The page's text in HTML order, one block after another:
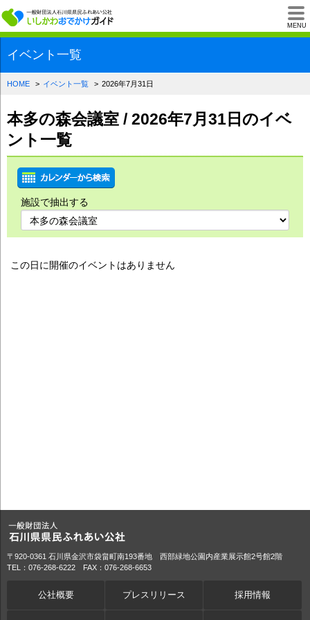
MENU
一般財団法人石川
イベント一覧
HOME イベント一覧 2026年7月31日
本多の森会議室 / 2026年7月31日のイベ
ント一覧
施設で抽出する
この日に開催のイベントはありません
〒920-0361 石川県金沢市袋畠町南193番地 西部緑地公園内産業展示館2号館2階
TEL：076-268-6222 FAX：076-268-6653
公社概要 プレスリリース 採用情報